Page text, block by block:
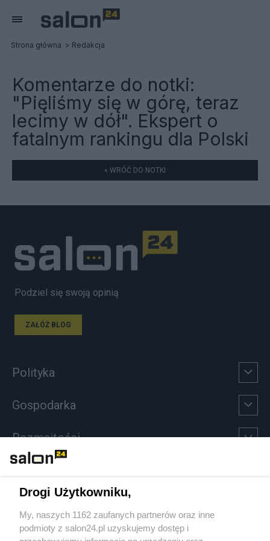
Strona główna Redakcja
Komentarze do notki:
"Pięliśmy się w górę, teraz
lecimy w dół". Ekspert o
fatalnym rankingu dla Polski
« WRÓĆ DO NOTKI
Podziel się swoją opinią
ZAŁÓŻ BLOG
Polityka
Gospodarka
Rozmaitości
Sport
Społeczeństwo
Drogi Użytkowniku,
My, naszych 1162 zaufanych partnerów oraz inne
podmioty z salon24.pl uzyskujemy dostęp i